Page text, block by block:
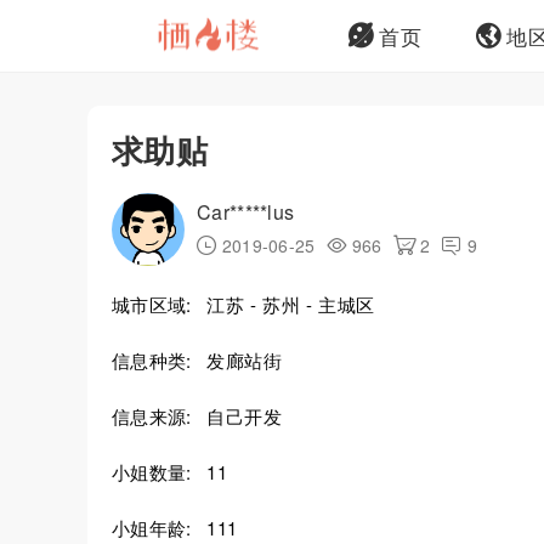
首页 地
求助贴
Car*****lus
2019-06-25 966 2 9
城市区域: 江苏 - 苏州 - 主城区
信息种类: 发廊站街
信息来源: 自己开发
小姐数量: 11
小姐年龄: 111